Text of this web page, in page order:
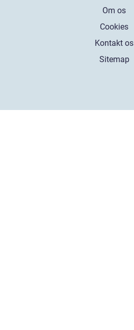
Om os
Cookies
Kontakt os
Sitemap